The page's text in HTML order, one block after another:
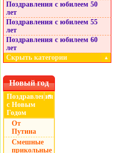
Поздравления с юбилеем 50
лет
Поздравления с юбилеем 55
лет
Поздравления с юбилеем 60
лет
Скрыть категории
▲
Новый год
Поздравления
с Новым
Годом
▼
От
Путина
Смешные
прикольные